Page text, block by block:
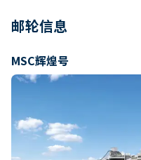
邮轮信息
MSC辉煌号